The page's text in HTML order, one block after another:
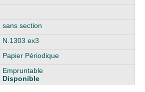
sans section
N.1303 ex3
Papier Périodique
Empruntable
Disponible